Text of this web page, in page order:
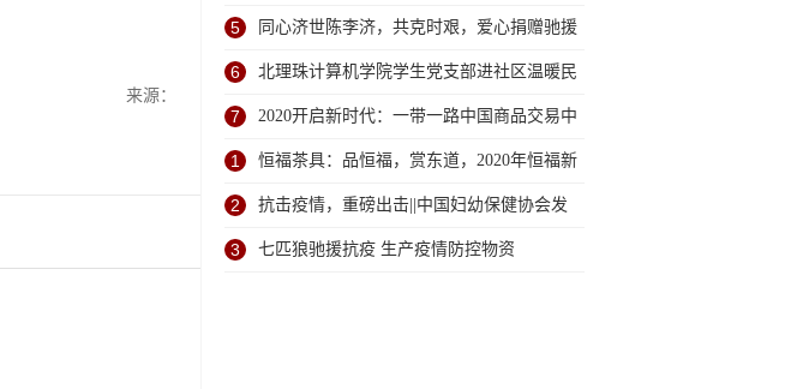
来源：
岁福田首演
5 同心济世陈李济，共克时艰，爱心捐赠驰援
武汉！
6 北理珠计算机学院学生党支部进社区温暖民
心
7 2020开启新时代：一带一路中国商品交易中
心落户柬埔寨！
1 恒福茶具：品恒福，赏东道，2020年恒福新
春年会圆满结束
2 抗击疫情，重磅出击||中国妇幼保健协会发
动公益活动, 免费为妇幼保健机构建立互联
3 七匹狼驰援抗疫 生产疫情防控物资